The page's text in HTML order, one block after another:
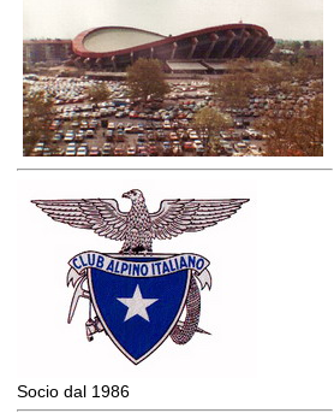
Socio dal 1986